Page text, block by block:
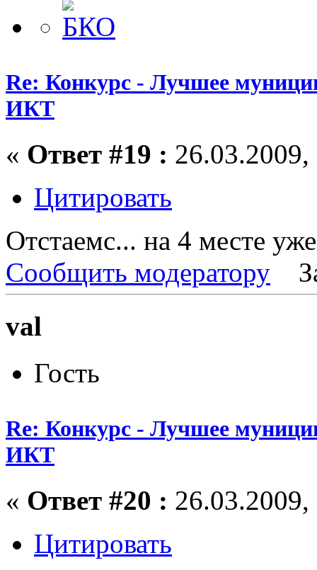
Re: Конкурс - Лучшее
ИКТ
« Ответ #19 :
Цитировать
Отстаемс... на 4 месте
Сообщить модератору
val
Гость
Re: Конкурс - Лучшее
ИКТ
« Ответ #20 :
Цитировать